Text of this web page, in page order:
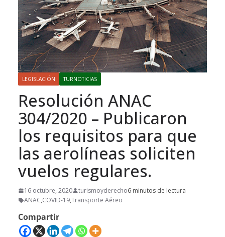
LEGISLACIÓN TURNOTICIAS
Resolución ANAC
304/2020 – Publicaron
los requisitos para que
las aerolíneas soliciten
vuelos regulares.
16 octubre, 2020 turismoyderecho6 minutos de lectura
ANAC,COVID-19,Transporte Aéreo
Compartir